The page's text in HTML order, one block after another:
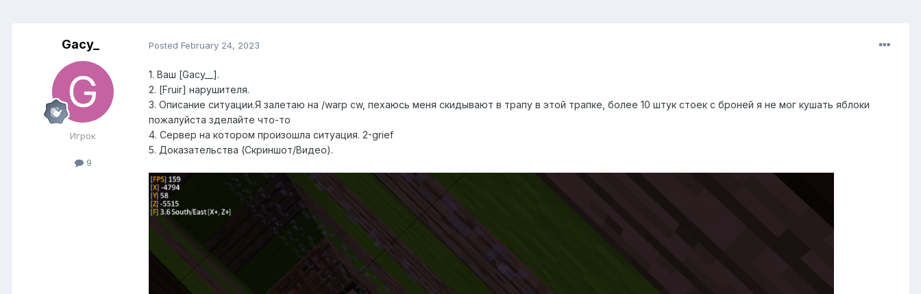
Gacy_
Игрок
9
Posted February 24, 2023
1. Ваш [Gacy__].
2. [Fruir] нарушителя.
3. Описание ситуации.Я залетаю на /warp cw, пехаюсь меня скидывают в трапу в этой трапке, более 10 штук стоек с броней я не мог кушать яблоки
пожалуйста зделайте что-то
4. Сервер на котором произошла ситуация. 2-grief
5. Доказательства (Скриншот/Видео).